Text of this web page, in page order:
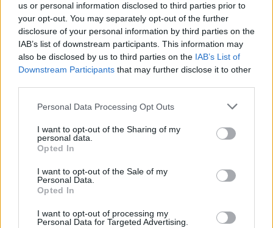
us or personal information disclosed to third parties prior to
your opt-out. You may separately opt-out of the further
disclosure of your personal information by third parties on the
IAB’s list of downstream participants. This information may
also be disclosed by us to third parties on the IAB’s List of
Downstream Participants that may further disclose it to other
Please note that this website/app uses one or more Google
not limited to your visit or usage behaviour. You may click to
grant or deny consent to Google and its third-party tags to
use your data for below specified purposes in below Google
consent section.
Personal Data Processing Opt Outs
I want to opt-out of the Sharing of my
personal data.
Opted In
I want to opt-out of the Sale of my
Personal Data.
Opted In
I want to opt-out of processing my
Personal Data for Targeted Advertising.
08. 04.
NEM ECETTEL ÉS NEM SZÓDABIKARBÓNÁVAL:
EZZEL LESZ ÚJRA CSILLOGÓ A VÍZKÖVES CSAP
A legjobb trükk
08. 03.
HA MINDIG EZT A MONDATOT HASZNÁLOD, AZ
RENDKÍVÜL MAGAS ÉRZELMI INTELLIGENCIÁRA UTALHAT
Te szoktad?
08. 02.
SOKAN ROSSZUL TÁROLJÁK A GYÓGYSZEREIKET –
EMIATT CSÖKKENHET A HATÁSUK
Érdemes odafigyelni rá
VITAMINHIÁNY – ILYEN JELEKRE FIGYELJ
Erre figyelj!
24 ÓRA TOVÁBBI HÍREI